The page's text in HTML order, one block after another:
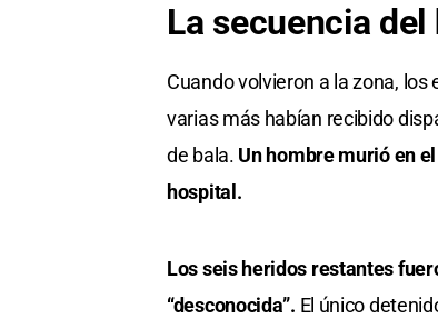
La secuencia
Cuando volvieron a la zona,
varias más habían recibido
de bala. Un hombre murió en
hospital.
Los seis heridos restantes
“desconocida”. El único